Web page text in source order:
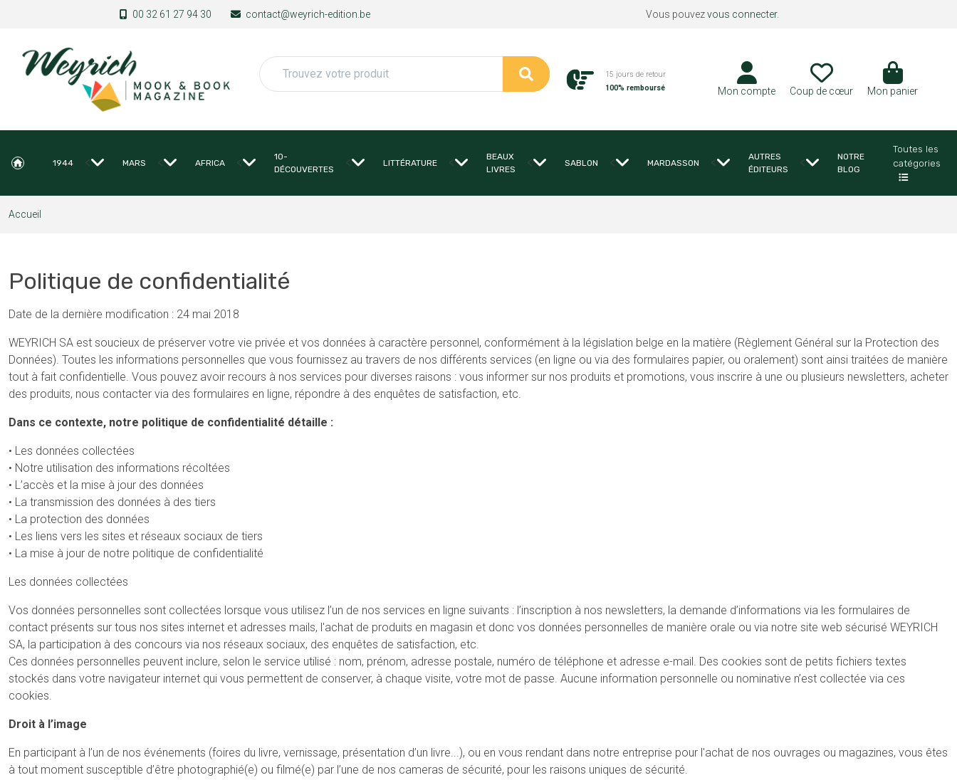
Aller au contenu principal 00 32 61 27 94 30 contact@weyrich-edition.be Vous pouvezvous connecter.
Rechercher
15 jours de retour
100% remboursé
Mon compte Coup de cœur Mon panier
1944 < MARS < AFRICA <
10-
DÉCOUVERTES
< LITTÉRATURE <
BEAUX
LIVRES
< SABLON < MARDASSON <
AUTRES
ÉDITEURS
<
NOTRE
BLOG
Toutes les
catégories
Accueil
Politique de confidentialité
Date de la dernière modification : 24 mai 2018
WEYRICH SA est soucieux de préserver votre vie privée et vos données à caractère personnel, conformément à la législation belge en la matière (Règlement Général sur la Protection des
Données). Toutes les informations personnelles que vous fournissez au travers de nos différents services (en ligne ou via des formulaires papier, ou oralement) sont ainsi traitées de manière
tout à fait confidentielle. Vous pouvez avoir recours à nos services pour diverses raisons : vous informer sur nos produits et promotions, vous inscrire à une ou plusieurs newsletters, acheter
des produits, nous contacter via des formulaires en ligne, répondre à des enquêtes de satisfaction, etc.
Dans ce contexte, notre politique de confidentialité détaille :
• Les données collectées
• Notre utilisation des informations récoltées
• L’accès et la mise à jour des données
• La transmission des données à des tiers
• La protection des données
• Les liens vers les sites et réseaux sociaux de tiers
• La mise à jour de notre politique de confidentialité
Les données collectées
Vos données personnelles sont collectées lorsque vous utilisez l’un de nos services en ligne suivants : l’inscription à nos newsletters, la demande d’informations via les formulaires de
contact présents sur tous nos sites internet et adresses mails, l'achat de produits en magasin et donc vos données personnelles de manière orale ou via notre site web sécurisé WEYRICH
SA, la participation à des concours via nos réseaux sociaux, des enquêtes de satisfaction, etc.
Ces données personnelles peuvent inclure, selon le service utilisé : nom, prénom, adresse postale, numéro de téléphone et adresse e-mail. Des cookies sont de petits fichiers textes
stockés dans votre navigateur internet qui vous permettent de conserver, à chaque visite, votre mot de passe. Aucune information personnelle ou nominative n’est collectée via ces
cookies.
Droit à l’image
En participant à l’un de nos événements (foires du livre, vernissage, présentation d’un livre...), ou en vous rendant dans notre entreprise pour l'achat de nos ouvrages ou magazines, vous êtes
à tout moment susceptible d’être photographié(e) ou filmé(e) par l’une de nos cameras de sécurité, pour les raisons uniques de sécurité.